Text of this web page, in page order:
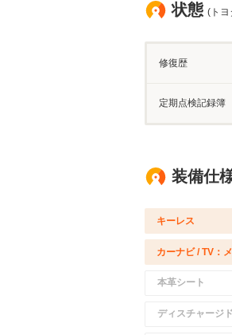
状態 (トヨ
修復歴
定期点検記録簿
装備仕
キーレス
カーナビ / TV：
本革シート
ディスチャージ